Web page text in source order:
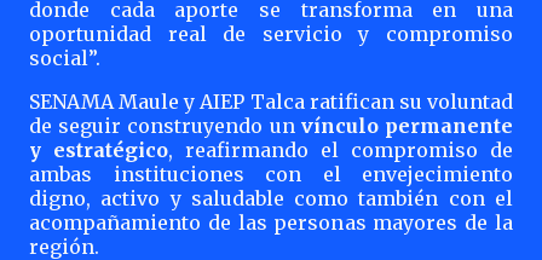
donde cada aporte se transforma en una
oportunidad real de servicio y compromiso
social”.
SENAMA Maule y AIEP Talca ratifican su voluntad
de seguir construyendo un vínculo permanente
y estratégico, reafirmando el compromiso de
ambas instituciones con el envejecimiento
digno, activo y saludable como también con el
acompañamiento de las personas mayores de la
región.